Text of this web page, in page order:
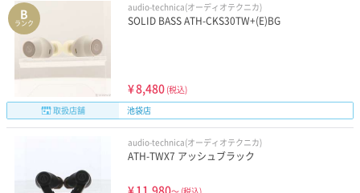
B
ランク
audio-technica(オーディオテクニカ)
SOLID BASS ATH-CKS30TW+(E)BG
¥8,480 (税込)
取扱店舗
池袋店
audio-technica(オーディオテクニカ)
ATH-TWX7 アッシュブラック